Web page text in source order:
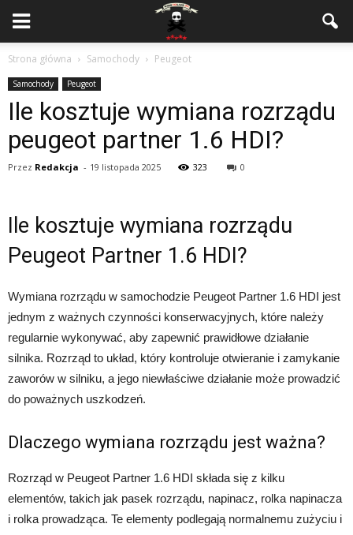
Strona główna Samochody Peugeot
Samochody Peugeot
Ile kosztuje wymiana rozrządu
peugeot partner 1.6 HDI?
Przez Redakcja - 19 listopada 2025 323 0
Ile kosztuje wymiana rozrządu
Peugeot Partner 1.6 HDI?
Wymiana rozrządu w samochodzie Peugeot Partner 1.6 HDI jest
jednym z ważnych czynności konserwacyjnych, które należy
regularnie wykonywać, aby zapewnić prawidłowe działanie
silnika. Rozrząd to układ, który kontroluje otwieranie i zamykanie
zaworów w silniku, a jego niewłaściwe działanie może prowadzić
do poważnych uszkodzeń.
Dlaczego wymiana rozrządu jest ważna?
Rozrząd w Peugeot Partner 1.6 HDI składa się z kilku
elementów, takich jak pasek rozrządu, napinacz, rolka napinacza
i rolka prowadząca. Te elementy podlegają normalnemu zużyciu i